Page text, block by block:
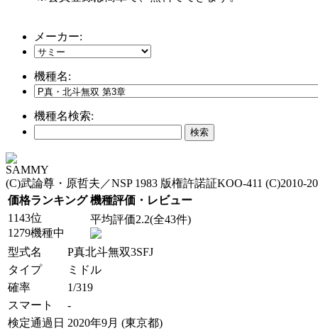
メーカー:
機種名:
機種名検索:
SAMMY
(C)武論尊・原哲夫／NSP 1983 版権許諾証KOO-411 (C)2010-
価格ランキング 機種評価・レビュー
1143位
1279機種中
平均評価2.2(全43件)
型式名
P真北斗無双3SFJ
タイプ
ミドル
確率
1/319
スマート
-
検定通過日 2020年9月 (東京都)